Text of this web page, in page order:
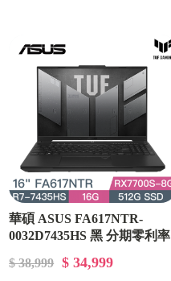
華碩 ASUS FA617NTR-
0032D7435HS 黑 分期零利率
$ 38,999
$ 34,999